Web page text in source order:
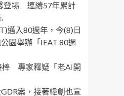
登場 連續57年累計
邁入80週年，今(8)日
園舉辦「IEAT 80週
棒 專家釋疑「老AI開
案，接著緯創也宣